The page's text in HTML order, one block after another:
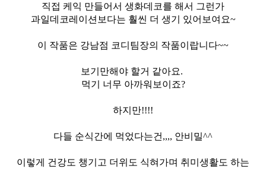
직접 케익 만들어서 생화데코를 해서 그런가
과일데코레이션보다는 훨씬 더 생기 있어보여요~
이 작품은 강남점 코디팀장의 작품이랍니다~~
보기만해야 할거 같아요.
먹기 너무 아까워보이죠?
하지만!!!!
다들 순식간에 먹었다는건,,,, 안비밀^^
이렇게 건강도 챙기고 더위도 식혀가며 취미생활도 하는